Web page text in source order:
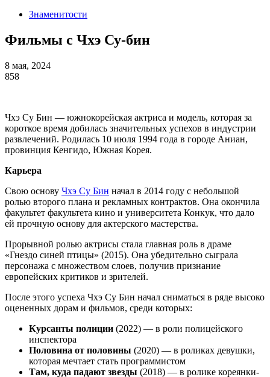
Знаменитости
Фильмы с Чхэ Су-бин
8 мая, 2024
858
Чхэ Су Бин — южнокорейская актриса и модель, которая за
короткое время добилась значительных успехов в индустрии
развлечений. Родилась 10 июля 1994 года в городе Аниан,
провинция Кенгидо, Южная Корея.
Карьера
Свою основу Чхэ Су Бин начал в 2014 году с небольшой
ролью второго плана и рекламных контрактов. Она окончила
факультет факультета кино и университета Конкук, что дало
ей прочную основу для актерского мастерства.
Прорывной ролью актрисы стала главная роль в драме
«Гнездо синей птицы» (2015). Она убедительно сыграла
персонажа с множеством слоев, получив признание
европейских критиков и зрителей.
После этого успеха Чхэ Су Бин начал сниматься в ряде высоко
оцененных дорам и фильмов, среди которых:
Курсанты полиции (2022) — в роли полицейского
инспектора
Половина от половины (2020) — в роликах девушки,
которая мечтает стать программистом
Там, куда падают звезды (2018) — в ролике кореянки-